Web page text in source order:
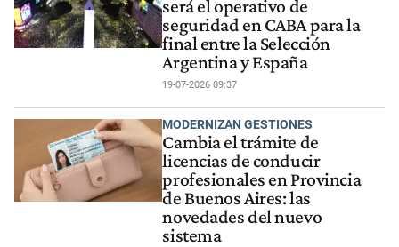
será el operativo de
seguridad en CABA para la
final entre la Selección
Argentina y España
19-07-2026 09:37
MODERNIZAN GESTIONES
Cambia el trámite de
licencias de conducir
profesionales en Provincia
de Buenos Aires: las
novedades del nuevo
sistema